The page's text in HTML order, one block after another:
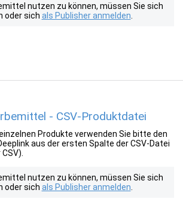
nutzen zu können, müssen Sie sich
oder sich als Publisher anmelden
- CSV-Produktdatei
Produkte verwenden Sie bitte den
aus der ersten Spalte der CSV-Datei
nutzen zu können, müssen Sie sich
oder sich als Publisher anmelden